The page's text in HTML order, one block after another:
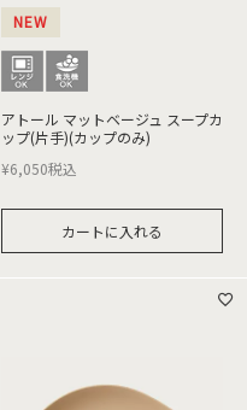
NEW
アトール マットベージュ スープカ
ップ(片手)(カップのみ)
¥6,050税込
カートに入れる